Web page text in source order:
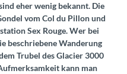
eher wenig bekannt. Die
vom Col du Pillon und
Sex Rouge. Wer bei
beschriebene Wanderung
Trubel des Glacier 3000
kann man